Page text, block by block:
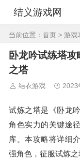
结义游戏网
当前位置： 首页 > 游戏
卧龙吟试练塔
之塔
结衣游戏 2023
试炼之塔是《卧龙
角色实力的关键途
库。本攻略将详细
强角色，征服试炼之